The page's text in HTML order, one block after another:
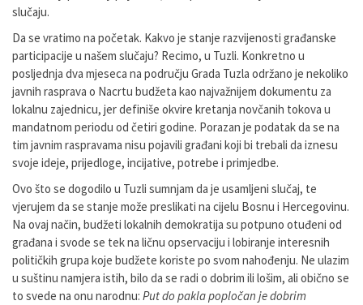
slučaju.
Da se vratimo na početak. Kakvo je stanje razvijenosti građanske
participacije u našem slučaju? Recimo, u Tuzli. Konkretno u
posljednja dva mjeseca na području Grada Tuzla održano je nekoliko
javnih rasprava o Nacrtu budžeta kao najvažnijem dokumentu za
lokalnu zajednicu, jer definiše okvire kretanja novčanih tokova u
mandatnom periodu od četiri godine. Porazan je podatak da se na
tim javnim raspravama nisu pojavili građani koji bi trebali da iznesu
svoje ideje, prijedloge, incijative, potrebe i primjedbe.
Ovo što se dogodilo u Tuzli sumnjam da je usamljeni slučaj, te
vjerujem da se stanje može preslikati na cijelu Bosnu i Hercegovinu.
Na ovaj način, budžeti lokalnih demokratija su potpuno otuđeni od
građana i svode se tek na ličnu opservaciju i lobiranje interesnih
političkih grupa koje budžete koriste po svom nahođenju. Ne ulazim
u suštinu namjera istih, bilo da se radi o dobrim ili lošim, ali obično se
to svede na onu narodnu: Put do pakla popločan je dobrim